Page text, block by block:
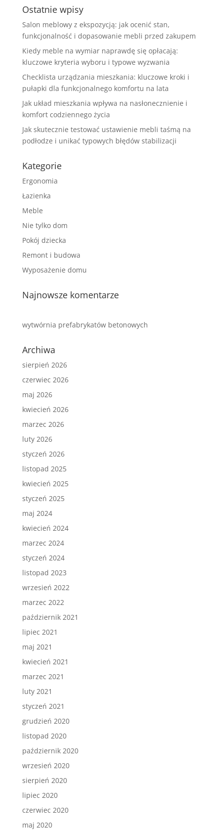
Ostatnie wpisy
Salon meblowy z ekspozycją: jak ocenić stan,
funkcjonalność i dopasowanie mebli przed zakupem
Kiedy meble na wymiar naprawdę się opłacają:
kluczowe kryteria wyboru i typowe wyzwania
Checklista urządzania mieszkania: kluczowe kroki i
pułapki dla funkcjonalnego komfortu na lata
Jak układ mieszkania wpływa na nasłonecznienie i
komfort codziennego życia
Jak skutecznie testować ustawienie mebli taśmą na
podłodze i unikać typowych błędów stabilizacji
Kategorie
Ergonomia
Łazienka
Meble
Nie tylko dom
Pokój dziecka
Remont i budowa
Wyposażenie domu
Najnowsze komentarze
wytwórnia prefabrykatów betonowych
Archiwa
sierpień 2026
czerwiec 2026
maj 2026
kwiecień 2026
marzec 2026
luty 2026
styczeń 2026
listopad 2025
kwiecień 2025
styczeń 2025
maj 2024
kwiecień 2024
marzec 2024
styczeń 2024
listopad 2023
wrzesień 2022
marzec 2022
październik 2021
lipiec 2021
maj 2021
kwiecień 2021
marzec 2021
luty 2021
styczeń 2021
grudzień 2020
listopad 2020
październik 2020
wrzesień 2020
sierpień 2020
lipiec 2020
czerwiec 2020
maj 2020